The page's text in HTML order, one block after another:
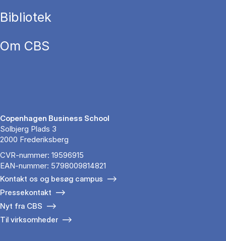
Bibliotek
Om CBS
Copenhagen Business School
Solbjerg Plads 3
2000 Frederiksberg
CVR-nummer: 19596915
EAN-nummer: 5798009814821
Kontakt os og besøg campus
Pressekontakt
Nyt fra CBS
Til virksomheder